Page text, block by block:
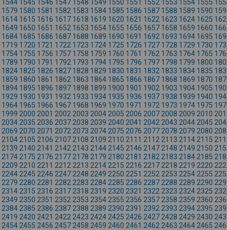
1544 1545 1546 1547 1548 1549 1550 1551 1552 1553 1554 1555
1579 1580 1581 1582 1583 1584 1585 1586 1587 1588 1589 1590
1614 1615 1616 1617 1618 1619 1620 1621 1622 1623 1624 1625
1649 1650 1651 1652 1653 1654 1655 1656 1657 1658 1659 1660
1684 1685 1686 1687 1688 1689 1690 1691 1692 1693 1694 1695
1719 1720 1721 1722 1723 1724 1725 1726 1727 1728 1729 1730
1754 1755 1756 1757 1758 1759 1760 1761 1762 1763 1764 1765
1789 1790 1791 1792 1793 1794 1795 1796 1797 1798 1799 1800
1824 1825 1826 1827 1828 1829 1830 1831 1832 1833 1834 1835
1859 1860 1861 1862 1863 1864 1865 1866 1867 1868 1869 1870
1894 1895 1896 1897 1898 1899 1900 1901 1902 1903 1904 1905
1929 1930 1931 1932 1933 1934 1935 1936 1937 1938 1939 1940
1964 1965 1966 1967 1968 1969 1970 1971 1972 1973 1974 1975
1999 2000 2001 2002 2003 2004 2005 2006 2007 2008 2009 2010
2034 2035 2036 2037 2038 2039 2040 2041 2042 2043 2044 2045
2069 2070 2071 2072 2073 2074 2075 2076 2077 2078 2079 2080
2104 2105 2106 2107 2108 2109 2110 2111 2112 2113 2114 2115
2139 2140 2141 2142 2143 2144 2145 2146 2147 2148 2149 2150
2174 2175 2176 2177 2178 2179 2180 2181 2182 2183 2184 2185
2209 2210 2211 2212 2213 2214 2215 2216 2217 2218 2219 2220
2244 2245 2246 2247 2248 2249 2250 2251 2252 2253 2254 2255
2279 2280 2281 2282 2283 2284 2285 2286 2287 2288 2289 2290
2314 2315 2316 2317 2318 2319 2320 2321 2322 2323 2324 2325
2349 2350 2351 2352 2353 2354 2355 2356 2357 2358 2359 2360
2384 2385 2386 2387 2388 2389 2390 2391 2392 2393 2394 2395
2419 2420 2421 2422 2423 2424 2425 2426 2427 2428 2429 2430
2454 2455 2456 2457 2458 2459 2460 2461 2462 2463 2464 2465